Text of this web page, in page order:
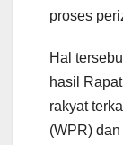
proses
Hal
hasil
rakyat
(WPR)